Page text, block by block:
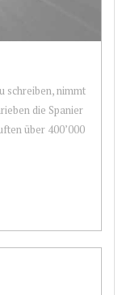
schreiben, nimmt
die Spanier
über 400’000